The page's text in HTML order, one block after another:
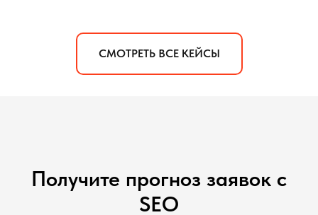
СМОТРЕТЬ ВСЕ КЕЙСЫ
Получите прогноз заявок с
SEO